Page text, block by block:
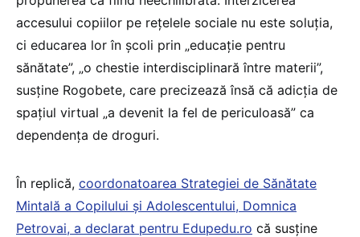
accesului copiilor pe reţelele sociale nu este soluția,
ci educarea lor în școli prin „educaţie pentru
sănătate”, „o chestie interdisciplinară între materii”,
susține Rogobete, care precizează însă că adicţia de
spaţiul virtual „a devenit la fel de periculoasă” ca
dependența de droguri.
În replică, coordonatoarea Strategiei de Sănătate
Mintală a Copilului și Adolescentului, Domnica
Petrovai, a declarat pentru Edupedu.ro că susține